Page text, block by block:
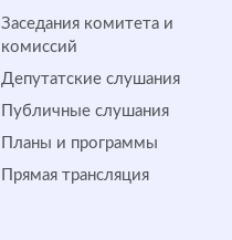
Заседания комитета и
комиссий
Депутатские слушания
Публичные слушания
Планы и программы
Прямая трансляция